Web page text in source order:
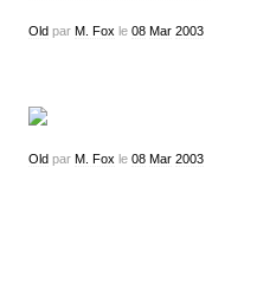
Old par M. Fox le 08 Mar 2003
Oldpar M. Fox le 08 Mar 2003